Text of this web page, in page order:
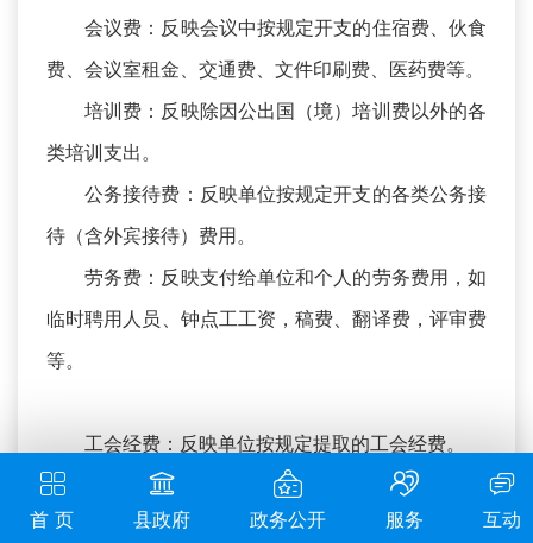
首 页 县政府 政务公开 服务 互动
会议费：反映会议中按规定开支的住宿费、伙食
费、会议室租金、交通费、文件印刷费、医药费等。
培训费：反映除因公出国（境）培训费以外的各
类培训支出。
公务接待费：反映单位按规定开支的各类公务接
待（含外宾接待）费用。
劳务费：反映支付给单位和个人的劳务费用，如
临时聘用人员、钟点工工资，稿费、翻译费，评审费
等。
工会经费：反映单位按规定提取的工会经费。
其他交通费用：反映单位除公务用车运行维护费
以外的其他交通费用。如公务交通补贴，租车费用、